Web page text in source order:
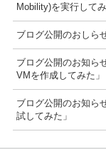
Mobility)を実行してみ
ブログ公開のおしら
ブログ公開のお知ら
VMを作成してみた」
ブログ公開のお知ら
試してみた」